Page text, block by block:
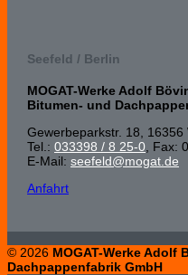
Seefeld / Berlin
MOGAT-Werke Adolf
Bitumen- und
Gewerbeparkstr. 18,
Tel.: 033398 / 8 25-0 , Fax:
E-Mail: seefeld@mogat.de
Anfahrt
© 2026 MOGAT-Werke Adolf
Dachpappenfabrik GmbH